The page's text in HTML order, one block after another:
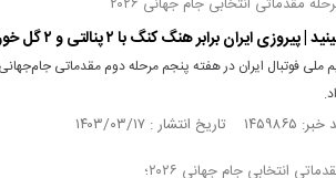
| پیروزی ایران برابر هنگ‌ کنگ با ۲ پنالتی و ۲ گل خورده
تاریخ انتشار : ۱۴۰۳/۰۳/۱۷
انتخابی جام جهانی ۲۰۲۶؛